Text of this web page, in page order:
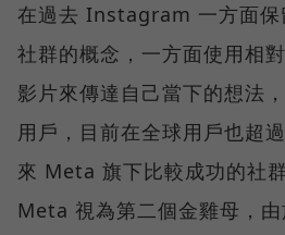
在過去 Instagram 一方面
社群的概念，一方面使用相
影片來傳達自己當下的想法
用戶，目前在全球用戶也超
來 Meta 旗下比較成功的社
Meta 視為第二個金雞母，